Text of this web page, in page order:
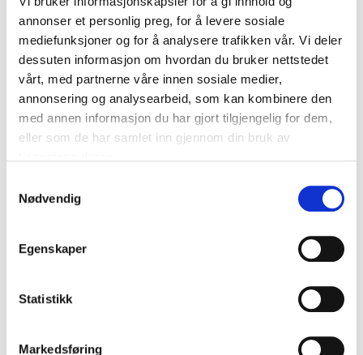
annonser et personlig preg, for å levere sosiale
mediefunksjoner og for å analysere trafikken vår. Vi deler
dessuten informasjon om hvordan du bruker nettstedet
vårt, med partnerne våre innen sosiale medier,
annonsering og analysearbeid, som kan kombinere den
med annen informasjon du har gjort tilgjengelig for dem,
eller som de har samlet inn gjennom din bruk av
Nødvendig
Egenskaper
Statistikk
Markedsføring
Utdanning/arbeidserfaring:Utdannet psykolog
fra Universitetet i Oslo 1995. Spesialist i klinisk
nevropsykologi, og er særlig interessert i
sammenheng mellom «kropp og sjel».
Videreutdanning og erfaring med
spiseforstyrrelser hos barn og ungdom. Har
Arbeider gjerne med vanlig problemstillinger som
tilværelsen ved følgetilstander etter